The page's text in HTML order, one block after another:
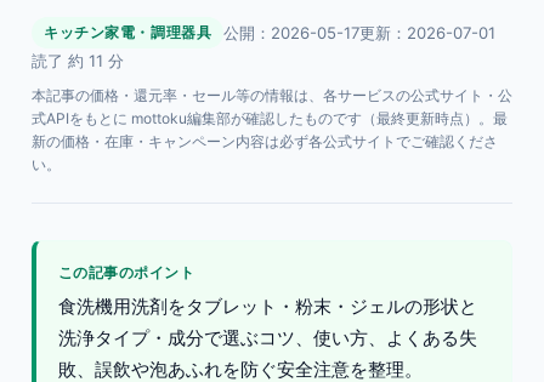
キッチン家電・調理器具 公開：2026-05-17更新：2026-07-01
読了 約 11 分
本記事の価格・還元率・セール等の情報は、各サービスの公式サイト・公
式APIをもとに mottoku編集部が確認したものです（最終更新時点）。最
新の価格・在庫・キャンペーン内容は必ず各公式サイトでご確認くださ
い。
この記事のポイント
食洗機用洗剤をタブレット・粉末・ジェルの形状と
洗浄タイプ・成分で選ぶコツ、使い方、よくある失
敗、誤飲や泡あふれを防ぐ安全注意を整理。